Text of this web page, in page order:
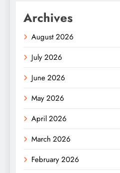
Archives
August 2026
July 2026
June 2026
May 2026
April 2026
March 2026
February 2026